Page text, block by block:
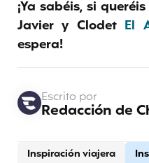
¡Ya sabéis, si
Javier y Clodet El
espera!
Inspiración viajera
Escrito por
Redacción de